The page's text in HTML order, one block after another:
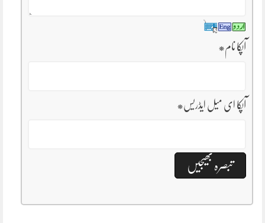
آپکا نام*
آپکا ای میل ایڈریس*